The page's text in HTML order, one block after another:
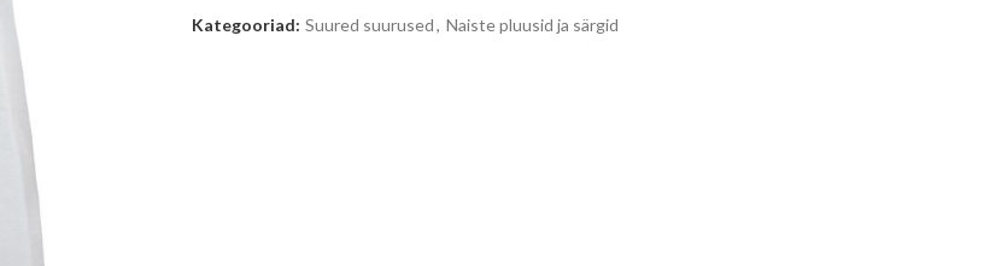
Kategooriad: Suured suurused, Naiste pluusid ja särgid